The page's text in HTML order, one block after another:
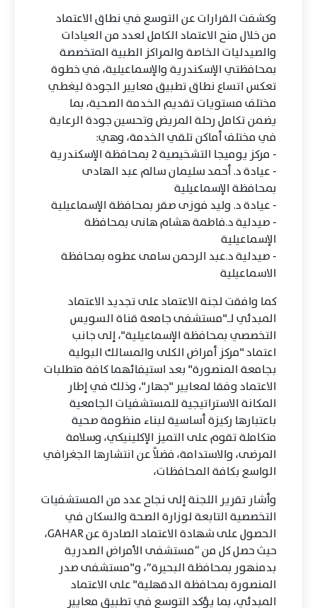
وكشفت القرارات عن التوسع في نطاق الاعتماد
من خلال منح الاعتماد الكامل لعدد من العيادات
والصيدليات الخاصة والمراكز الطبية المتخصصة
بمحافظتي الإسكندرية والإسماعيلية، في خطوة
تعكس اتساع نطاق تطبيق معايير الجودة ليغطي
مختلف مستويات تقديم الخدمة الصحية، بما
يضمن تكامل رحلة المريض وتحسين جودة الرعاية
في مختلف أماكن تلقي الخدمة، وهي:
- مركز يوميجا التشخيصية 2 بمحافظة الإسكندرية
- عيادة د. أحمد سليمان سالم عبد الهادى
بمحافظة الإسماعيلية
- عيادة د. وليد فوزى صقر بمحافظة الإسماعيلية
- صيدلية د.فاطمة هشام هانى بمحافظة
الإسماعيلية
- صيدلية د.عبد الرحمن سامى عطوه بمحافظة
الاسماعيلية
كما وافقت لجنة الاعتماد على تجديد الاعتماد
المبدئي لـ"مستشفى جامعة قناة السويس
التخصصي بمحافظة الإسماعيلية"، إلى جانب
اعتماد "مركز أمراض الكلى والمسالك البولية
بجامعة المنصورة" بعد استيفائهما كافة متطلبات
الاعتماد وفقا لمعايير "جهار"، وذلك في إطار
المكانة الاستراتيجية للمستشفيات الجامعية
باعتبارها ركيزة أساسية لبناء منظومة صحية
متكاملة تقوم على التميز الإكلينيكي، وسلامة
المرضى، والاستدامة، فضلاً عن انتشارها الجغرافي
الواسع بكافة المحافظات،
وأشار تقرير اللجنة إلى نجاح عدد من المستشفيات
التخصصية التابعة لوزارة الصحة والسكان في
الحصول على شهادة الاعتماد الصادرة عن GAHAR،
حيث حصل كل من “مستشفى الأمراض الصدرية
بدمنهور بمحافظة البحيرة”، و"مستشفى صدر
المنصورة بمحافظة الدقهلية" على الاعتماد
المبدئي، بما يؤكد التوسع في تطبيق معايير